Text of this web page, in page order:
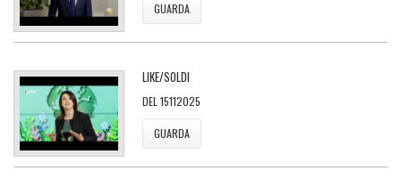
GUARDA
LIKE/SOLDI
DEL 15112025
GUARDA